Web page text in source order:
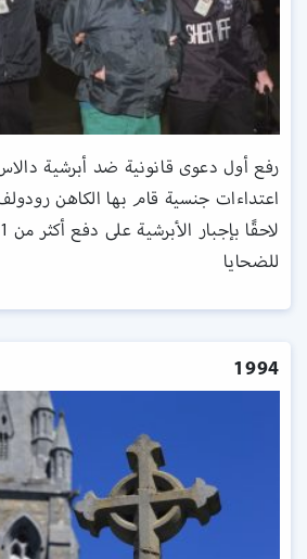
رفع أول دعوى قانونية ضد أبرشية
اعتداءات جنسية قام بها الكاهن
للضحايا
1994